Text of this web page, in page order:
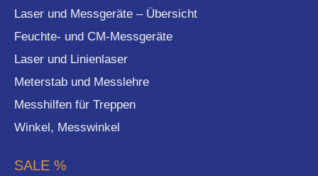
Laser und Messgeräte – Übersicht
Feuchte- und CM-Messgeräte
Laser und Linienlaser
Meterstab und Messlehre
Messhilfen für Treppen
Winkel, Messwinkel
SALE %